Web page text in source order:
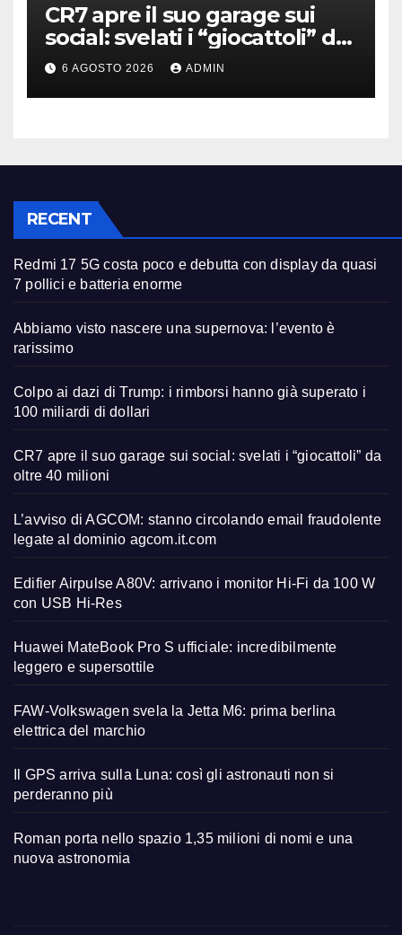
CR7 apre il suo garage sui
social: svelati i “giocattoli” da
oltre 40 milioni
6 AGOSTO 2026 ADMIN
RECENT
Redmi 17 5G costa poco e debutta con display da quasi
7 pollici e batteria enorme
Abbiamo visto nascere una supernova: l’evento è
rarissimo
Colpo ai dazi di Trump: i rimborsi hanno già superato i
100 miliardi di dollari
CR7 apre il suo garage sui social: svelati i “giocattoli” da
oltre 40 milioni
L’avviso di AGCOM: stanno circolando email fraudolente
legate al dominio agcom.it.com
Edifier Airpulse A80V: arrivano i monitor Hi-Fi da 100 W
con USB Hi-Res
Huawei MateBook Pro S ufficiale: incredibilmente
leggero e supersottile
FAW-Volkswagen svela la Jetta M6: prima berlina
elettrica del marchio
Il GPS arriva sulla Luna: così gli astronauti non si
perderanno più
Roman porta nello spazio 1,35 milioni di nomi e una
nuova astronomia